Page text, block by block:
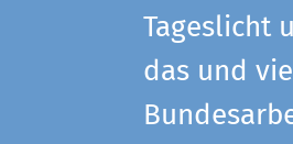
Tageslicht
das und